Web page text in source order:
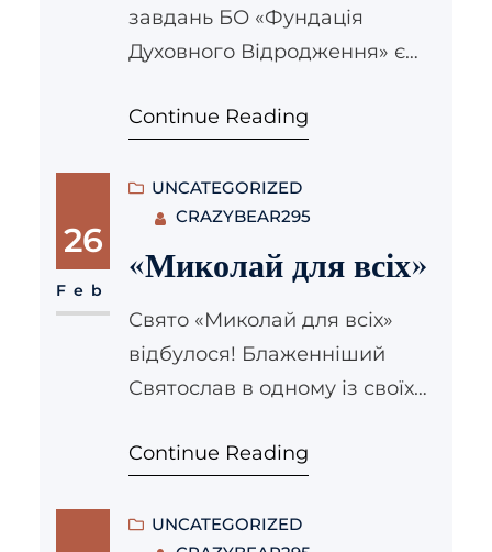
українського народу.
«Святкуймо Воскресіння
оживає традиція, де українці,
Воскресіння Господнє, де
лунає сміх, де…
завдань БО «Фундація
Духовного Відродження» є
католицької освіти, завдяки
допомагати Церкві бути
відкритою та відповідати на
найактуальніші виклики
суспільства. Благодійний
бенкет «Різдвяна просфора»
є вже щорічним заходом,
який покликаний зібрати
долучилися до проекту
створити можливість
Continue Reading
26
Feb
UNCATEGORIZED
CRAZYBEAR295
«Миколай для всіх»
Свято «Миколай для всіх»
відбулося! Блаженніший
Святослав в одному із своїх
найперше проявляється тоді,
Чудовим прикладом такої
Continue Reading
UNCATEGORIZED